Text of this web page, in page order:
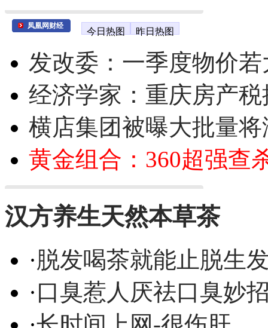
凤凰网财经
今日热图 昨日热图
发改委：一季度物价
经济学家：重庆房产
横店集团被曝大批量
黄金组合：360超强查
汉方养生天然本草茶
·脱发喝茶就能止脱生
·口臭惹人厌祛口臭妙